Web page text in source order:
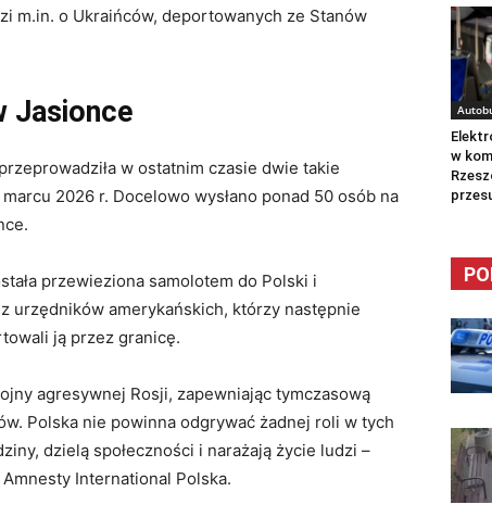
m.in. o Ukraińców, deportowanych ze Stanów
Jasionce
w ostatnim czasie dwie takie
2026 r. Docelowo wysłano ponad 50 osób na
przewieziona samolotem do Polski i
urzędników amerykańskich, którzy następnie
ją przez granicę.
agresywnej Rosji, zapewniając tymczasową
Polska nie powinna odgrywać żadnej roli w tych
dzielą społeczności i narażają życie ludzi –
International Polska.
w